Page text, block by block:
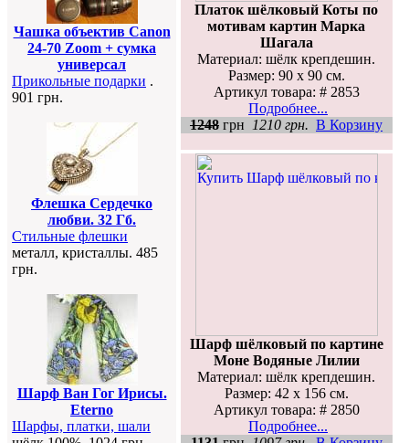
Чашка объектив Canon
24-70 Zoom + сумка
универсал
Прикольные подарки .
901 грн.
Флешка Сердечко
любви. 32 Гб.
Стильные флешки
металл, кристаллы. 485
грн.
Шарф Ван Гог Ирисы.
Eterno
Шарфы, платки, шали
Платок шёлковый Коты по
мотивам картин Марка
Шагала
Материал: шёлк крепдешин.
Размер: 90 х 90 см.
Артикул товара: # 2853
Подробнее...
1248 грн 1210 грн. В Корзину
Шарф шёлковый по картине
Моне Водяные Лилии
Материал: шёлк крепдешин.
Размер: 42 х 156 см.
Артикул товара: # 2850
Подробнее...